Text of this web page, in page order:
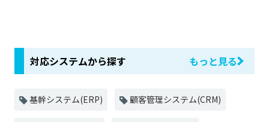
対応システムから探す もっと見る
基幹システム(ERP) 顧客管理システム(CRM)